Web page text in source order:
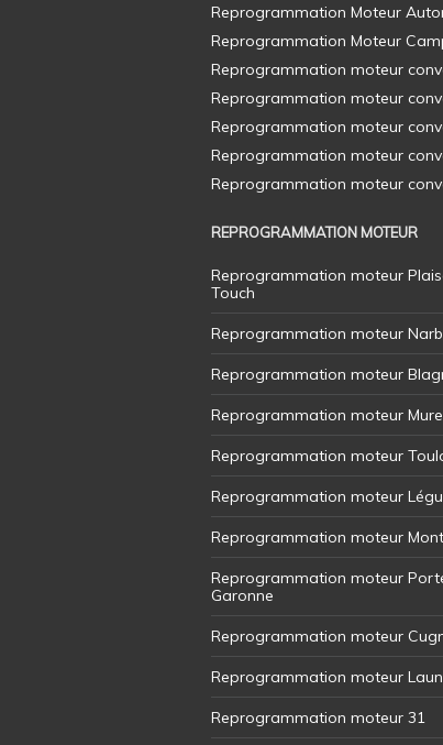
REPROGRAMMATION MOTEUR
Reprogrammation moteur
Touch
Reprogrammation moteur
Reprogrammation moteur
Reprogrammation moteur
Reprogrammation moteur
Reprogrammation moteur
Reprogrammation moteur
Reprogrammation moteur
Garonne
Reprogrammation moteur
Reprogrammation moteur
Reprogrammation moteur 31
Reprogrammation Moteur
Reprogrammation Moteur
Reprogrammation moteur
Reprogrammation moteur
Reprogrammation moteur
Reprogrammation moteur
Reprogrammation moteur